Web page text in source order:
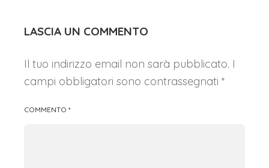
LASCIA UN COMMENTO
Il tuo indirizzo email non sarà pubblicato. I
campi obbligatori sono contrassegnati *
COMMENTO *